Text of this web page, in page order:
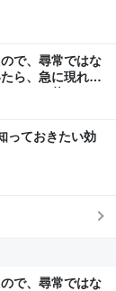
で、尋常ではな
ら、急に現れた
はたき落とされ
っておきたい効
で、尋常ではな